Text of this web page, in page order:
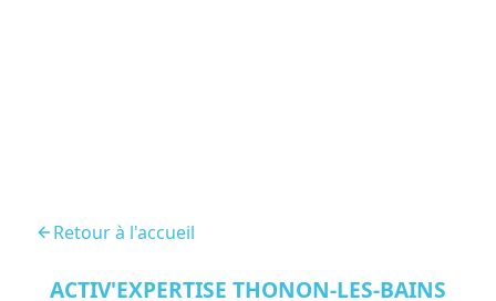
Retour à l'accueil
ACTIV'EXPERTISE THONON-LES-BAINS